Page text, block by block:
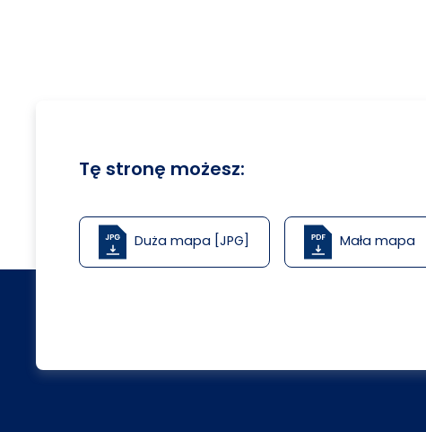
Tę stronę możesz:
Duża mapa [JPG] Mała mapa